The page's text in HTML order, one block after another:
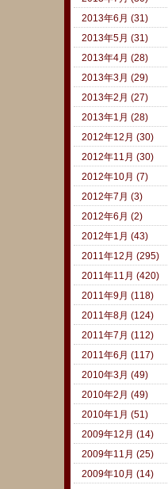
2013年6月 (31)
2013年5月 (31)
2013年4月 (28)
2013年3月 (29)
2013年2月 (27)
2013年1月 (28)
2012年12月 (30)
2012年11月 (30)
2012年10月 (7)
2012年7月 (3)
2012年6月 (2)
2012年1月 (43)
2011年12月 (295)
2011年11月 (420)
2011年9月 (118)
2011年8月 (124)
2011年7月 (112)
2011年6月 (117)
2010年3月 (49)
2010年2月 (49)
2010年1月 (51)
2009年12月 (14)
2009年11月 (25)
2009年10月 (14)